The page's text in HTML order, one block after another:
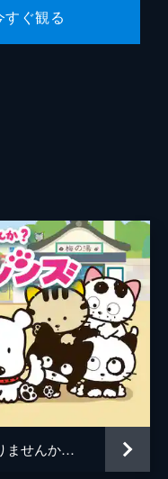
ぐ観る
タマ＆フレンズ ～うちのタマ知りませんか？～